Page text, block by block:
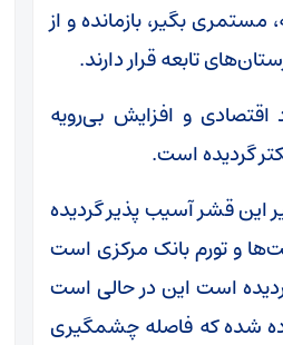
خوزستان دارای ۲۶۰ هزار بازنشسته، مستمری بگیر، بازمانده و از
اقتصادی و افزایش بی‌رویه
گردیده است.
این قشر آسیب پذیر گردیده
و تورم بانک مرکزی است
است این در حالی است
۴۰۰ هزار تومان تخمین زده شده که فاصله چشمگیری